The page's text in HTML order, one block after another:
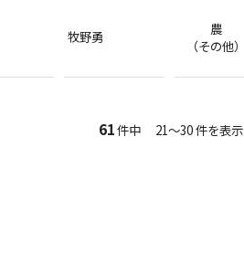
牧野勇
農
（その他）
61件中 21～30 件を表示